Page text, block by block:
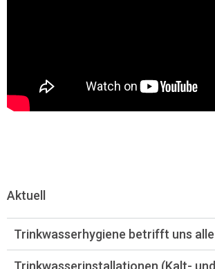
Aktuell
Trinkwasserhygiene betrifft uns alle